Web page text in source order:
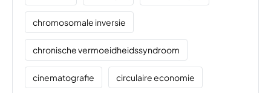
chromosomale inversie
chronische vermoeidheidssyndroom
cinematografie circulaire economie